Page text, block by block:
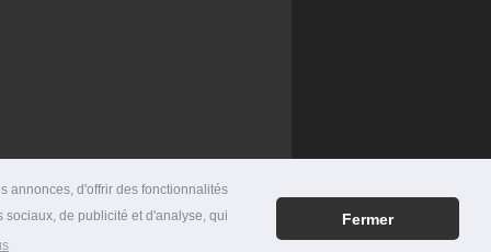
annonces, d'offrir des fonctionnalités
de publicité et d'analyse, qui
Fermer